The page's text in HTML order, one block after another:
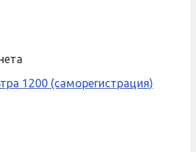
1200 (саморегистрация)